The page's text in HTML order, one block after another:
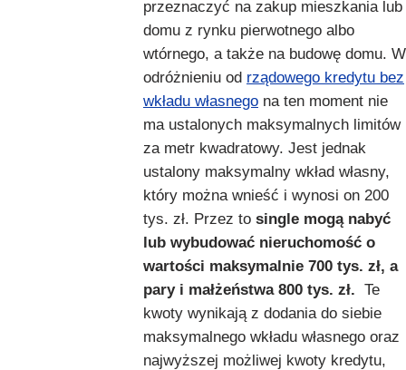
przeznaczyć na zakup mieszkania lub
domu z rynku pierwotnego albo
wtórnego, a także na budowę domu. W
odróżnieniu od rządowego kredytu bez
wkładu własnego na ten moment nie
ma ustalonych maksymalnych limitów
za metr kwadratowy. Jest jednak
ustalony maksymalny wkład własny,
który można wnieść i wynosi on 200
tys. zł. Przez to single mogą nabyć
lub wybudować nieruchomość o
wartości maksymalnie 700 tys. zł, a
pary i małżeństwa 800 tys. zł. Te
kwoty wynikają z dodania do siebie
maksymalnego wkładu własnego oraz
najwyższej możliwej kwoty kredytu,